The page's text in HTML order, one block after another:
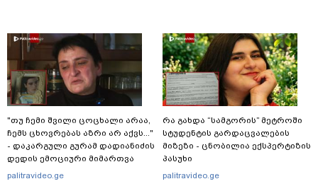
"თუ ჩემი შვილი ცოცხალი არაა,
ჩემს ცხოვრებას აზრი არ აქვს..."
- დაკარგული გურამ დადიანიძის
დედის ემოციური მიმართვა
palitravideo.ge
რა გახდა “სამგორის” მეტროში
სტუდენტის გარდაცვალების
მიზეზი - ცნობილია ექსპერტიზის
პასუხი
palitravideo.ge